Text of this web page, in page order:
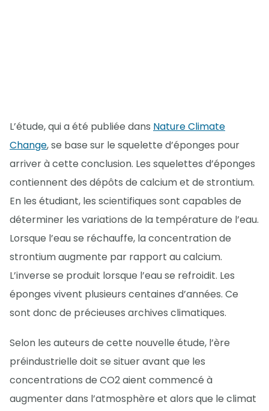
L’étude, qui a été publiée dans Nature Climate
Change, se base sur le squelette d’éponges pour
arriver à cette conclusion. Les squelettes d’éponges
contiennent des dépôts de calcium et de strontium.
En les étudiant, les scientifiques sont capables de
déterminer les variations de la température de l’eau.
Lorsque l’eau se réchauffe, la concentration de
strontium augmente par rapport au calcium.
L’inverse se produit lorsque l’eau se refroidit. Les
éponges vivent plusieurs centaines d’années. Ce
sont donc de précieuses archives climatiques.
Selon les auteurs de cette nouvelle étude, l’ère
préindustrielle doit se situer avant que les
concentrations de CO2 aient commencé à
augmenter dans l’atmosphère et alors que le climat